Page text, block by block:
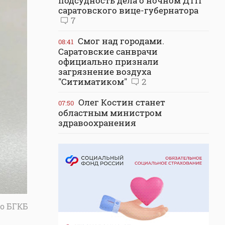
БГКБ
саратовского вице-губернатора
7
08:41 Смог над городами.
Саратовские санврачи
официально признали
загрязнение воздуха
"Ситиматиком"
2
07:50 Олег Костин станет
областным министром
здравоохранения